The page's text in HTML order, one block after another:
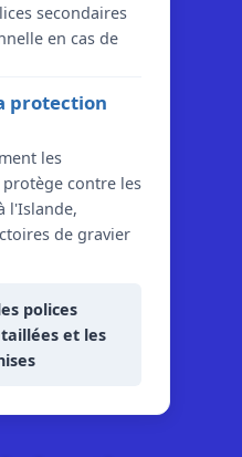
secondaires
en cas de
protection
les
contre les
l'Islande,
de gravier
polices
et les